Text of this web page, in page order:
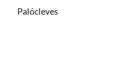
Palócleves